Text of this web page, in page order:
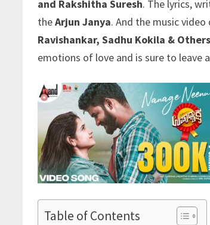
and Rakshitha Suresh. The lyrics,
theArjun Janya. And the music
Ravishankar, Sadhu Kokila & Others
emotions of love and is sure to leave
Table of Contents